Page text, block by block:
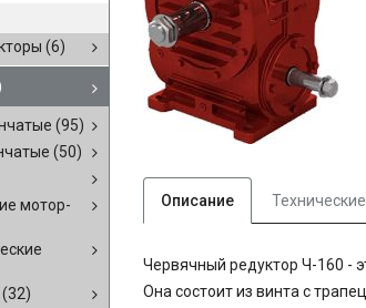
(6)
(95)
(50)
мотор-
(32)
Описание
Червячный редуктор Ч-160 -
Она состоит из винта с